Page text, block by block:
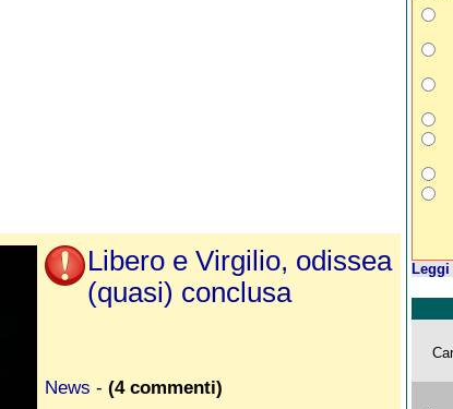
Libero e Virgilio, odissea
(quasi) conclusa
News - (4 commenti)